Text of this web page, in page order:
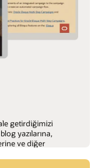
getirdiğimizi
yazılarına,
ve diğer